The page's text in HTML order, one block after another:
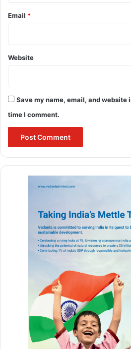
नामी डिजायनर्स ने
नर्सरी और कपड़े
करुणा सिंधु और एंटिला में बच्चों के लिए नर्सरी
रोशनी में बैठ-लेट सकें। नर्सरी का सारा फर्नीचर
ने खासतौर पर तैयार किया है।
दोनों बच्चों के कपड़े डोल्चे एंड गबाना, गूची और
नहीं, बच्चों के लिए BMW ने खास कार सीट
देखभाल के लिए अमेरिका से स्पेशल ट्रेनिंग लिए
गया है। वे बच्चों के साथ यहीं रहेंगी।
Email *
Website
Save my name, email, and website
time I comment.